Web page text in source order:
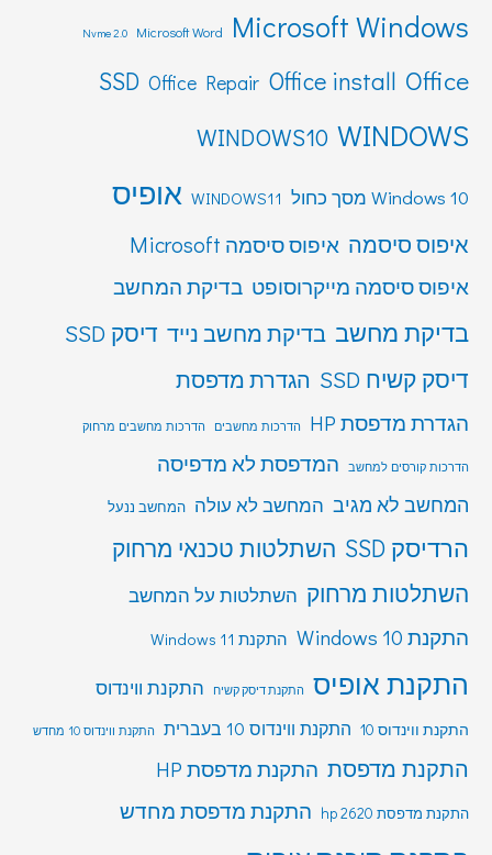
Microsoft Windows
Microsoft Word
Nvme 2.0
Office
Office install
Office Repair
SSD
WINDOWS
WINDOWS10
Windows 10 מסך כחול WINDOWS11 אופיס
איפוס סיסמה איפוס סיסמה Microsoft
איפוס סיסמה מייקרוסופט בדיקת המחשב
בדיקת מחשב בדיקת מחשב נייד דיסק SSD
דיסק קשיח SSD
הגדרת מדפסת
הגדרת מדפסת HP הדרכות מחשבים הדרכות מחשבים מרחוק
הדרכות קורסים למחשב המדפסת לא מדפיסה
המחשב לא מגיב המחשב לא עולה המחשב ננעל
הרדיסק SSD
השתלטות טכנאי מרחוק
השתלטות מרחוק השתלטות על המחשב
התקנת Windows 10 התקנת Windows 11
התקנת אופיס התקנת דיסק קשיח התקנת ווינדוס
התקנת ווינדוס 10 התקנת ווינדוס 10 בעברית התקנת ווינדוס 10 מחדש
התקנת מדפסת התקנת מדפסת HP
התקנת מדפסת hp 2620 התקנת מדפסת מחדש